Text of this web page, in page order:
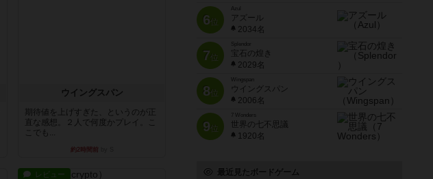
ウイングスパン
期待値を上げすぎた、というのが正
直な感想。２人で何度かプレイ。こ
こでも...
約2時間前
レビュー
6位
Azul
アズール
2034名
7位
宝石の煌き
2029名
8位
Wingspan
ウイングスパン
2006名
9位
7 Wonders
世界の七不思議
1920名
最近見たボードゲーム